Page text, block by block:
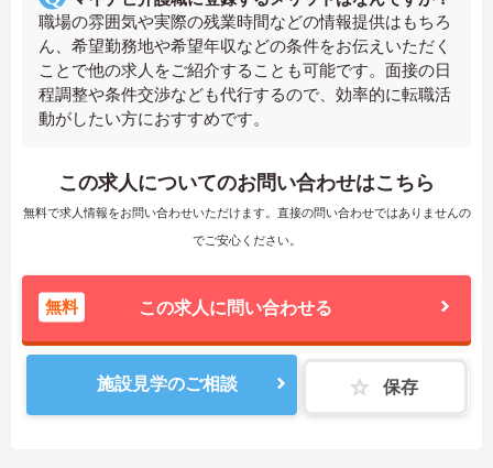
職場の雰囲気や実際の残業時間などの情報提供はもちろ
ん、希望勤務地や希望年収などの条件をお伝えいただく
ことで他の求人をご紹介することも可能です。面接の日
程調整や条件交渉なども代行するので、効率的に転職活
動がしたい方におすすめです。
この求人についてのお問い合わせはこちら
無料で求人情報をお問い合わせいただけます。直接の問い合わせではありませんの
でご安心ください。
無料 この求人に問い合わせる
施設見学のご相談 保存